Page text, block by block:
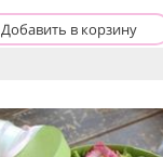
Добавить в корзину